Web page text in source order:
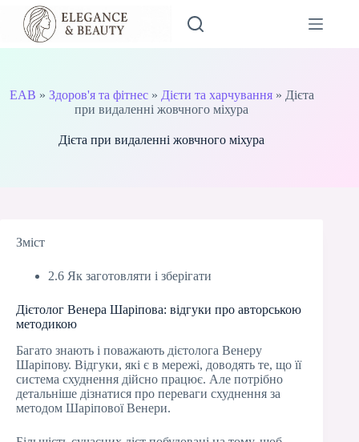
Перейти
вмісту
EAB » Здоров'я та фітнес» Дієти та харчування» Дієта
при видаленні жовчного міхура
Дієта при видаленні жовчного міхура
Зміст
2.6 Як заготовляти і зберігати
Дієтолог Венера Шаріпова: відгуки про авторською
методикою
Багато знають і поважають дієтолога Венеру
Шаріпову. Відгуки, які є в мережі, доводять те, що її
система схуднення дійсно працює. Але потрібно
детальніше дізнатися про переваги схуднення за
методом Шаріпової Венери.